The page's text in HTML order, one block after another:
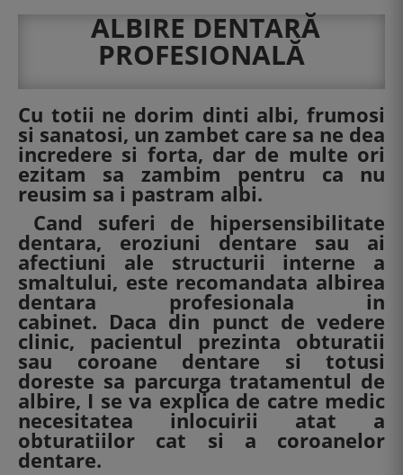
ALBIRE DENTARĂ
PROFESIONALĂ
Cu totii ne dorim dinti albi, frumosi
si sanatosi, un zambet care sa ne dea
incredere si forta, dar de multe ori
ezitam sa zambim pentru ca nu
reusim sa i pastram albi.
Cand suferi de hipersensibilitate
dentara, eroziuni dentare sau ai
afectiuni ale structurii interne a
smaltului, este recomandata albirea
dentara profesionala in
cabinet. Daca din punct de vedere
clinic, pacientul prezinta obturatii
sau coroane dentare si totusi
doreste sa parcurga tratamentul de
albire, I se va explica de catre medic
necesitatea inlocuirii atat a
obturatiilor cat si a coroanelor
dentare.